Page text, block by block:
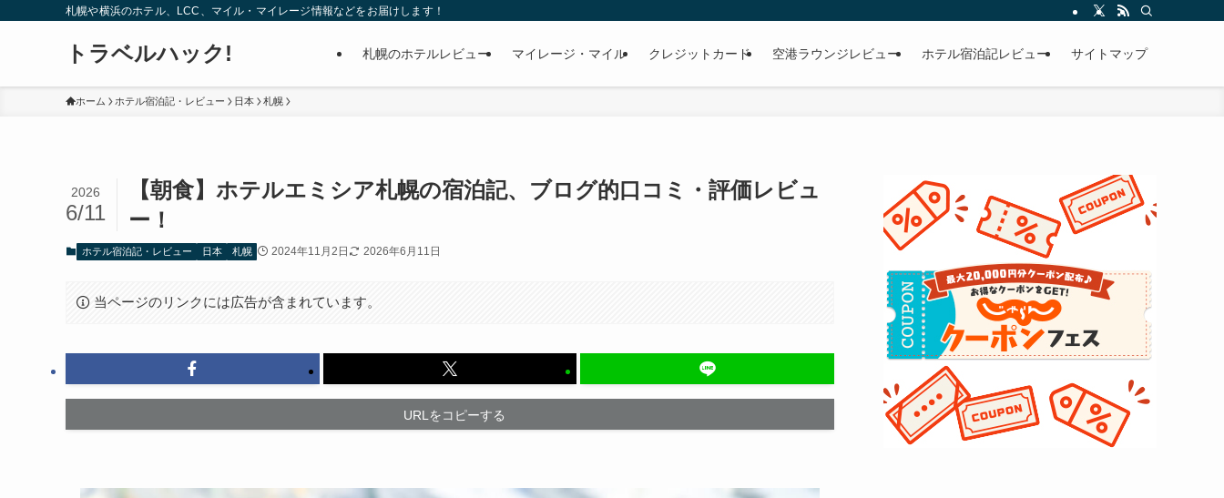
札幌や横浜のホテル、LCC、マイル・マイレージ情報などをお届けします！
トラベルハック! 札幌のホテルレビュー マイレージ・マイル クレジットカード 空港ラウンジレビュー ホテル宿泊記レビュー サイトマップ
ホーム ホテル宿泊記・レビュー 日本 札幌
【朝食】ホテルエミシア札幌の宿泊記、ブログ的口コミ・評価レビュ
ー！
2026
6/11
ホテル宿泊記・レビュー 日本 札幌 2024年11月2日 2026年6月11日
当ページのリンクには広告が含まれています。
URLをコピーする